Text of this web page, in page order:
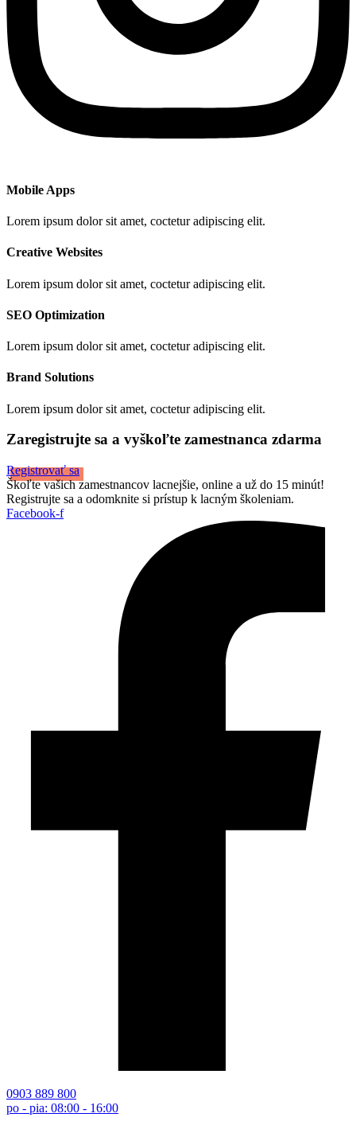
Mobile Apps
Lorem ipsum dolor sit amet, coctetur adipiscing elit.
Creative Websites
Lorem ipsum dolor sit amet, coctetur adipiscing elit.
SEO Optimization
Lorem ipsum dolor sit amet, coctetur adipiscing elit.
Brand Solutions
Lorem ipsum dolor sit amet, coctetur adipiscing elit.
Zaregistrujte sa a vyškoľte zamestnanca zdarma
Registrovať sa
Škoľte vašich zamestnancov lacnejšie, online a už do 15 minút!
Registrujte sa a odomknite si prístup k lacným školeniam.
Facebook-f
0903 889 800
po - pia: 08:00 - 16:00